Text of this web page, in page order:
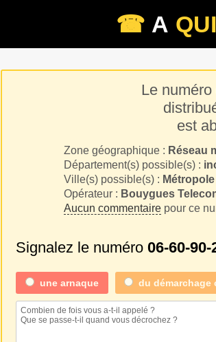
☎ A QUI
Le
est
Zone géographique : Réseau
Département(s) possible(s) :
Ville(s) possible(s) : Métropole
Opérateur : Bouygues
Aucun commentairepour ce
Signalez le numéro 06-60-90-
une arnaque du démarchage